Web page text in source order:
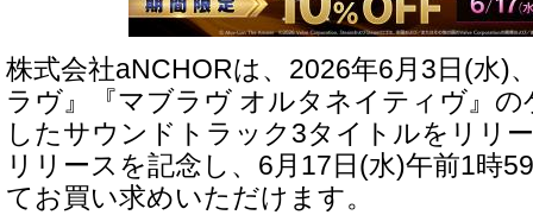
株式会社aNCHORは、2026年6月3日(水)
ラヴ』『マブラヴ オルタネイティヴ』の
したサウンドトラック3タイトルをリリ
リリースを記念し、6月17日(水)午前1時
てお買い求めいただけます。